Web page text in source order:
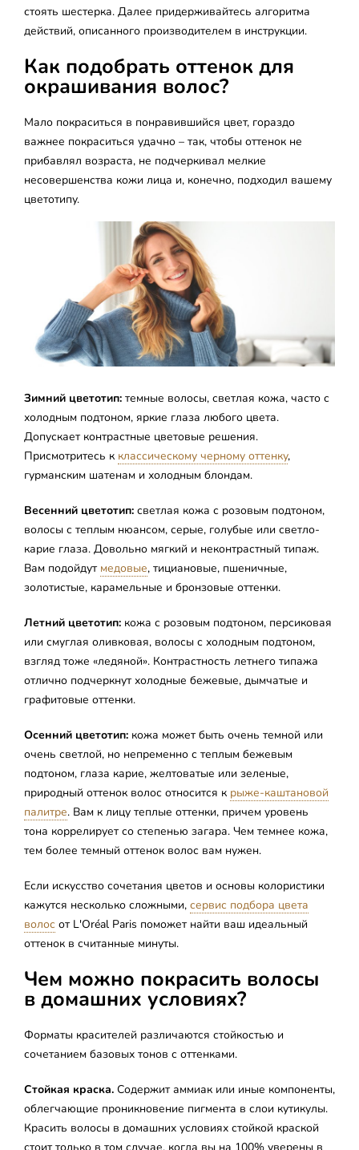
стоять шестерка. Далее придерживайтесь алгоритма
действий, описанного производителем в инструкции.
Как подобрать оттенок для
окрашивания волос?
Мало покраситься в понравившийся цвет, гораздо
важнее покраситься удачно – так, чтобы оттенок не
прибавлял возраста, не подчеркивал мелкие
несовершенства кожи лица и, конечно, подходил вашему
цветотипу.
Зимний цветотип: темные волосы, светлая кожа, часто с
холодным подтоном, яркие глаза любого цвета.
Допускает контрастные цветовые решения.
Присмотритесь к классическому черному оттенку,
гурманским шатенам и холодным блондам.
Весенний цветотип: светлая кожа с розовым подтоном,
волосы с теплым нюансом, серые, голубые или светло-
карие глаза. Довольно мягкий и неконтрастный типаж.
Вам подойдут медовые, тициановые, пшеничные,
золотистые, карамельные и бронзовые оттенки.
Летний цветотип: кожа с розовым подтоном, персиковая
или смуглая оливковая, волосы с холодным подтоном,
взгляд тоже «ледяной». Контрастность летнего типажа
отлично подчеркнут холодные бежевые, дымчатые и
графитовые оттенки.
Осенний цветотип: кожа может быть очень темной или
очень светлой, но непременно с теплым бежевым
подтоном, глаза карие, желтоватые или зеленые,
природный оттенок волос относится к рыже-каштановой
палитре. Вам к лицу теплые оттенки, причем уровень
тона коррелирует со степенью загара. Чем темнее кожа,
тем более темный оттенок волос вам нужен.
Если искусство сочетания цветов и основы колористики
кажутся несколько сложными, сервис подбора цвета
волос от L'Oréal Paris поможет найти ваш идеальный
оттенок в считанные минуты.
Чем можно покрасить волосы
в домашних условиях?
Форматы красителей различаются стойкостью и
сочетанием базовых тонов с оттенками.
Стойкая краска. Содержит аммиак или иные компоненты,
облегчающие проникновение пигмента в слои кутикулы.
Красить волосы в домашних условиях стойкой краской